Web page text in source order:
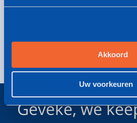
Akkoord
Uw voorkeuren
Obtenir
Geveke, we